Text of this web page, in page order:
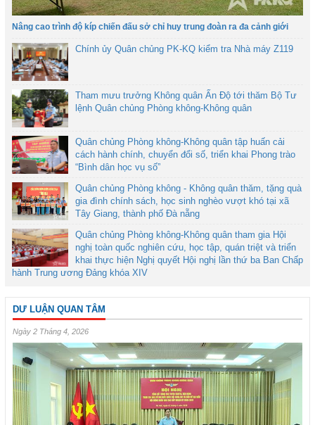
Nâng cao trình độ kíp chiến đấu sở chỉ huy trung đoàn ra đa cảnh giới
Chính ủy Quân chủng PK-KQ kiểm tra Nhà máy Z119
Tham mưu trưởng Không quân Ấn Độ tới thăm Bộ Tư
lệnh Quân chủng Phòng không-Không quân
Quân chủng Phòng không-Không quân tập huấn cải
cách hành chính, chuyển đổi số, triển khai Phong trào
“Bình dân học vụ số”
Quân chủng Phòng không - Không quân thăm, tặng quà
gia đình chính sách, học sinh nghèo vượt khó tại xã
Tây Giang, thành phố Đà nẵng
Quân chủng Phòng không-Không quân tham gia Hội
nghị toàn quốc nghiên cứu, học tập, quán triệt và triển
khai thực hiện Nghị quyết Hội nghị lần thứ ba Ban Chấp
hành Trung ương Đảng khóa XIV
DƯ LUẬN QUAN TÂM
Ngày 2 Tháng 4, 2026